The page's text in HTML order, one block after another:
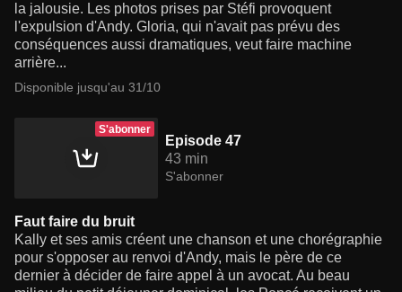
la jalousie. Les photos prises par Stéfi provoquent
l'expulsion d'Andy. Gloria, qui n'avait pas prévu des
conséquences aussi dramatiques, veut faire machine
arrière...
Disponible jusqu'au 31/10
S'abonner
Episode 47
43 min
S'abonner
Faut faire du bruit
Kally et ses amis créent une chanson et une chorégraphie
pour s'opposer au renvoi d'Andy, mais le père de ce
dernier à décider de faire appel à un avocat. Au beau